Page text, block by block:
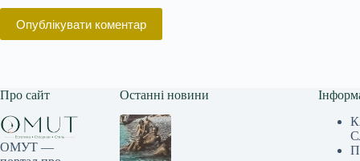
Опублікувати коментар
Про сайт
ОМУТ —
Останні новини